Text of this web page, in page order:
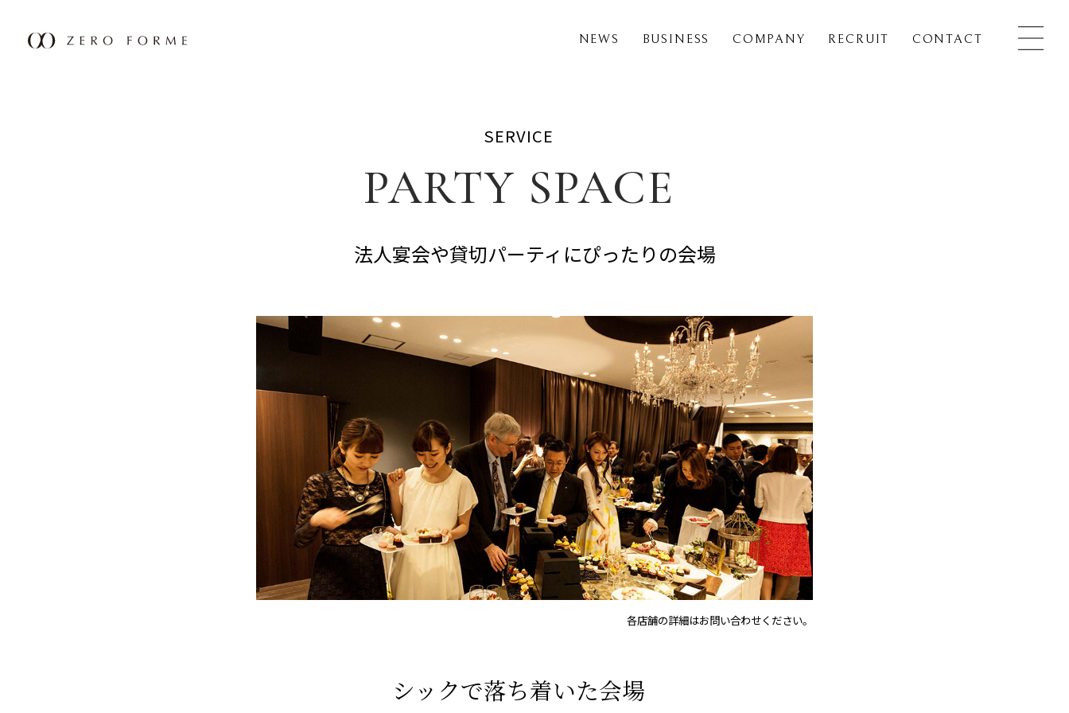
NEWS BUSINESS COMPANY RECRUIT CONTACT
SERVICE
PARTY SPACE
法人宴会や貸切パーティにぴったりの会場
各店舗の詳細はお問い合わせください。
シックで落ち着いた会場